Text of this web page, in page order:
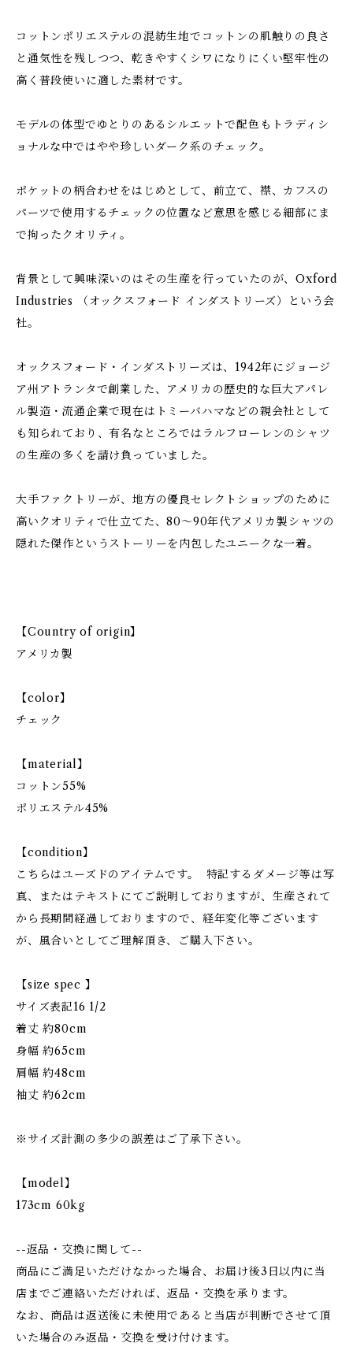
コットンポリエステルの混紡生地でコットンの肌触りの良さ
と通気性を残しつつ、乾きやすくシワになりにくい堅牢性の
高く普段使いに適した素材です。
モデルの体型でゆとりのあるシルエットで配色もトラディシ
ョナルな中ではやや珍しいダーク系のチェック。
ポケットの柄合わせをはじめとして、前立て、襟、カフスの
パーツで使用するチェックの位置など意思を感じる細部にま
で拘ったクオリティ。
背景として興味深いのはその生産を行っていたのが、Oxford
Industries （オックスフォード インダストリーズ）という会
社。
オックスフォード・インダストリーズは、1942年にジョージ
ア州アトランタで創業した、アメリカの歴史的な巨大アパレ
ル製造・流通企業で現在はトミーバハマなどの親会社として
も知られており、有名なところではラルフローレンのシャツ
の生産の多くを請け負っていました。
大手ファクトリーが、地方の優良セレクトショップのために
高いクオリティで仕立てた、80〜90年代アメリカ製シャツの
隠れた傑作というストーリーを内包したユニークな一着。
【Country of origin】
アメリカ製
【color】
チェック
【material】
コットン55%
ポリエステル45%
【condition】
こちらはユーズドのアイテムです。 特記するダメージ等は写
真、またはテキストにてご説明しておりますが、生産されて
から長期間経過しておりますので、経年変化等ございます
が、風合いとしてご理解頂き、ご購入下さい。
【size spec 】
サイズ表記16 1/2
着丈 約80cm
身幅 約65cm
肩幅 約48cm
袖丈 約62cm
※サイズ計測の多少の誤差はご了承下さい。
【model】
173cm 60kg
--返品・交換に関して--
商品にご満足いただけなかった場合、お届け後3日以内に当
店までご連絡いただければ、返品・交換を承ります。
なお、商品は返送後に未使用であると当店が判断でさせて頂
いた場合のみ返品・交換を受け付けます。